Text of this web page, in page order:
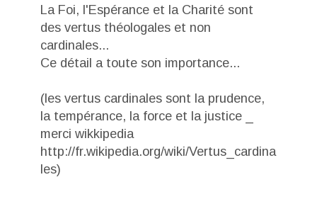
La Foi, l'Espérance et la Charité sont
des vertus théologales et non
cardinales...
Ce détail a toute son importance...
(les vertus cardinales sont la prudence,
la tempérance, la force et la justice _
merci wikkipedia
http://fr.wikipedia.org/wiki/Vertus_cardina
les)